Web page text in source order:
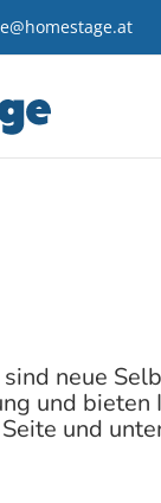
neue
und
Seite und